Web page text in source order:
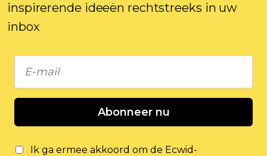
inspirerende ideeën rechtstreeks in uw
inbox
Abonneer nu
Ik ga ermee akkoord om de Ecwid-